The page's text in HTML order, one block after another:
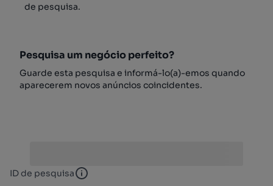
de pesquisa.
Pesquisa um negócio perfeito?
Guarde esta pesquisa e informá-lo(a)-emos quando
aparecerem novos anúncios coincidentes.
ID de pesquisa ID de pesquisa